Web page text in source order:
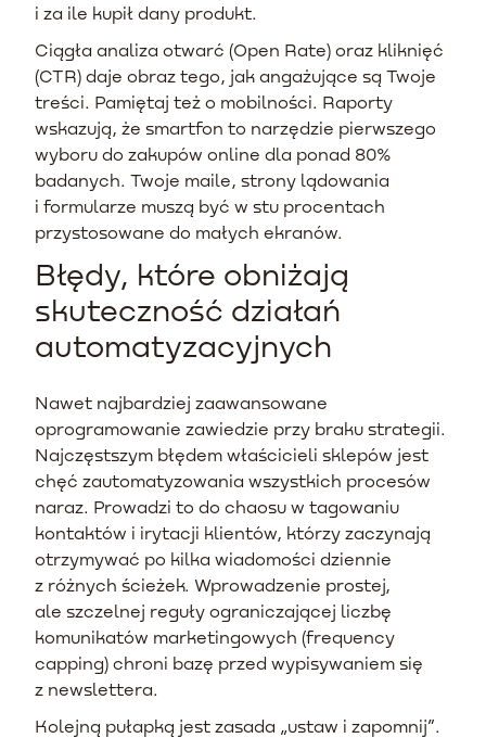
i za ile kupił dany produkt.
Ciągła analiza otwarć (Open Rate) oraz kliknięć
(CTR) daje obraz tego, jak angażujące są Twoje
treści. Pamiętaj też o mobilności. Raporty
wskazują, że smartfon to narzędzie pierwszego
wyboru do zakupów online dla ponad 80%
badanych. Twoje maile, strony lądowania
i formularze muszą być w stu procentach
przystosowane do małych ekranów.
Błędy, które obniżają
skuteczność działań
automatyzacyjnych
Nawet najbardziej zaawansowane
oprogramowanie zawiedzie przy braku strategii.
Najczęstszym błędem właścicieli sklepów jest
chęć zautomatyzowania wszystkich procesów
naraz. Prowadzi to do chaosu w tagowaniu
kontaktów i irytacji klientów, którzy zaczynają
otrzymywać po kilka wiadomości dziennie
z różnych ścieżek. Wprowadzenie prostej,
ale szczelnej reguły ograniczającej liczbę
komunikatów marketingowych (frequency
capping) chroni bazę przed wypisywaniem się
z newslettera.
Kolejną pułapką jest zasada „ustaw i zapomnij”.